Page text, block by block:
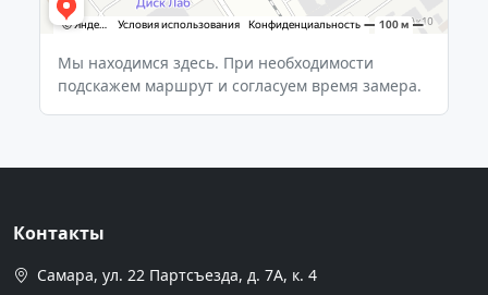
Мы находимся здесь. При необходимости
подскажем маршрут и согласуем время замера.
Контакты
Самара, ул. 22 Партсъезда, д. 7А, к. 4